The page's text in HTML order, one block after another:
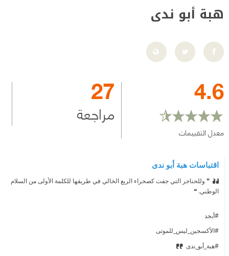
هبة أبو ندى
4.6
معدل التقييمات
27
مراجعة
اقتباسات هبة أبو ندى
❞ وللحناجر التي جفت كصحراء الربع الخالي في طريقها للكلمة الأولى من السلام
الوطني. ❝
#أبجد
#الأكسجين_ليس_للموتى
#هبة_أبو_ندى